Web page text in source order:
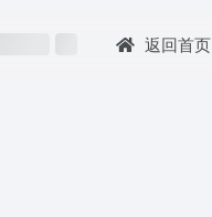
返回首页